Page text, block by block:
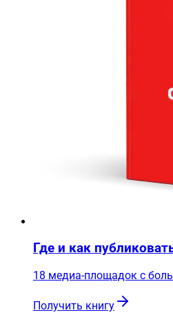
Где и как
18 медиа-площадок с
Получить книгу